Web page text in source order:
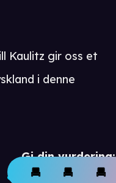
Gi din vurdering:
Kaulitz gir oss et
i denne